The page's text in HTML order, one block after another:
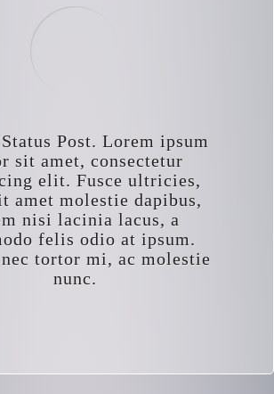
Post. Lorem ipsum
sit amet, consectetur
elit. Fusce ultricies,
amet molestie dapibus,
nisi lacinia lacus, a
felis odio at ipsum.
tortor mi, ac molestie
nunc.